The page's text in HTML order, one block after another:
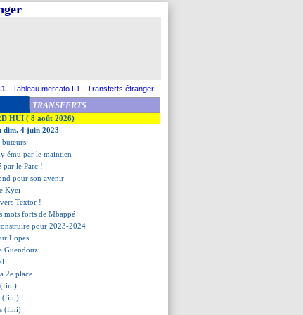
- Tableau mercato L1 - Transferts étranger
TRANSFERTS
( 8 août 2026)
dim. 4 juin 2023
buteurs
ému par le maintien
par le Parc !
pour son avenir
Kyei
Textor !
mots forts de Mbappé
pour 2023-2024
Lopes
Guendouzi
2e place
(fini)
(fini)
(fini)